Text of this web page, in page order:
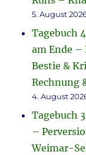
5. August
Tagebuch
am Ende –
Bestie &
Rechnung
4. August
Tagebuch
–
Weimar-